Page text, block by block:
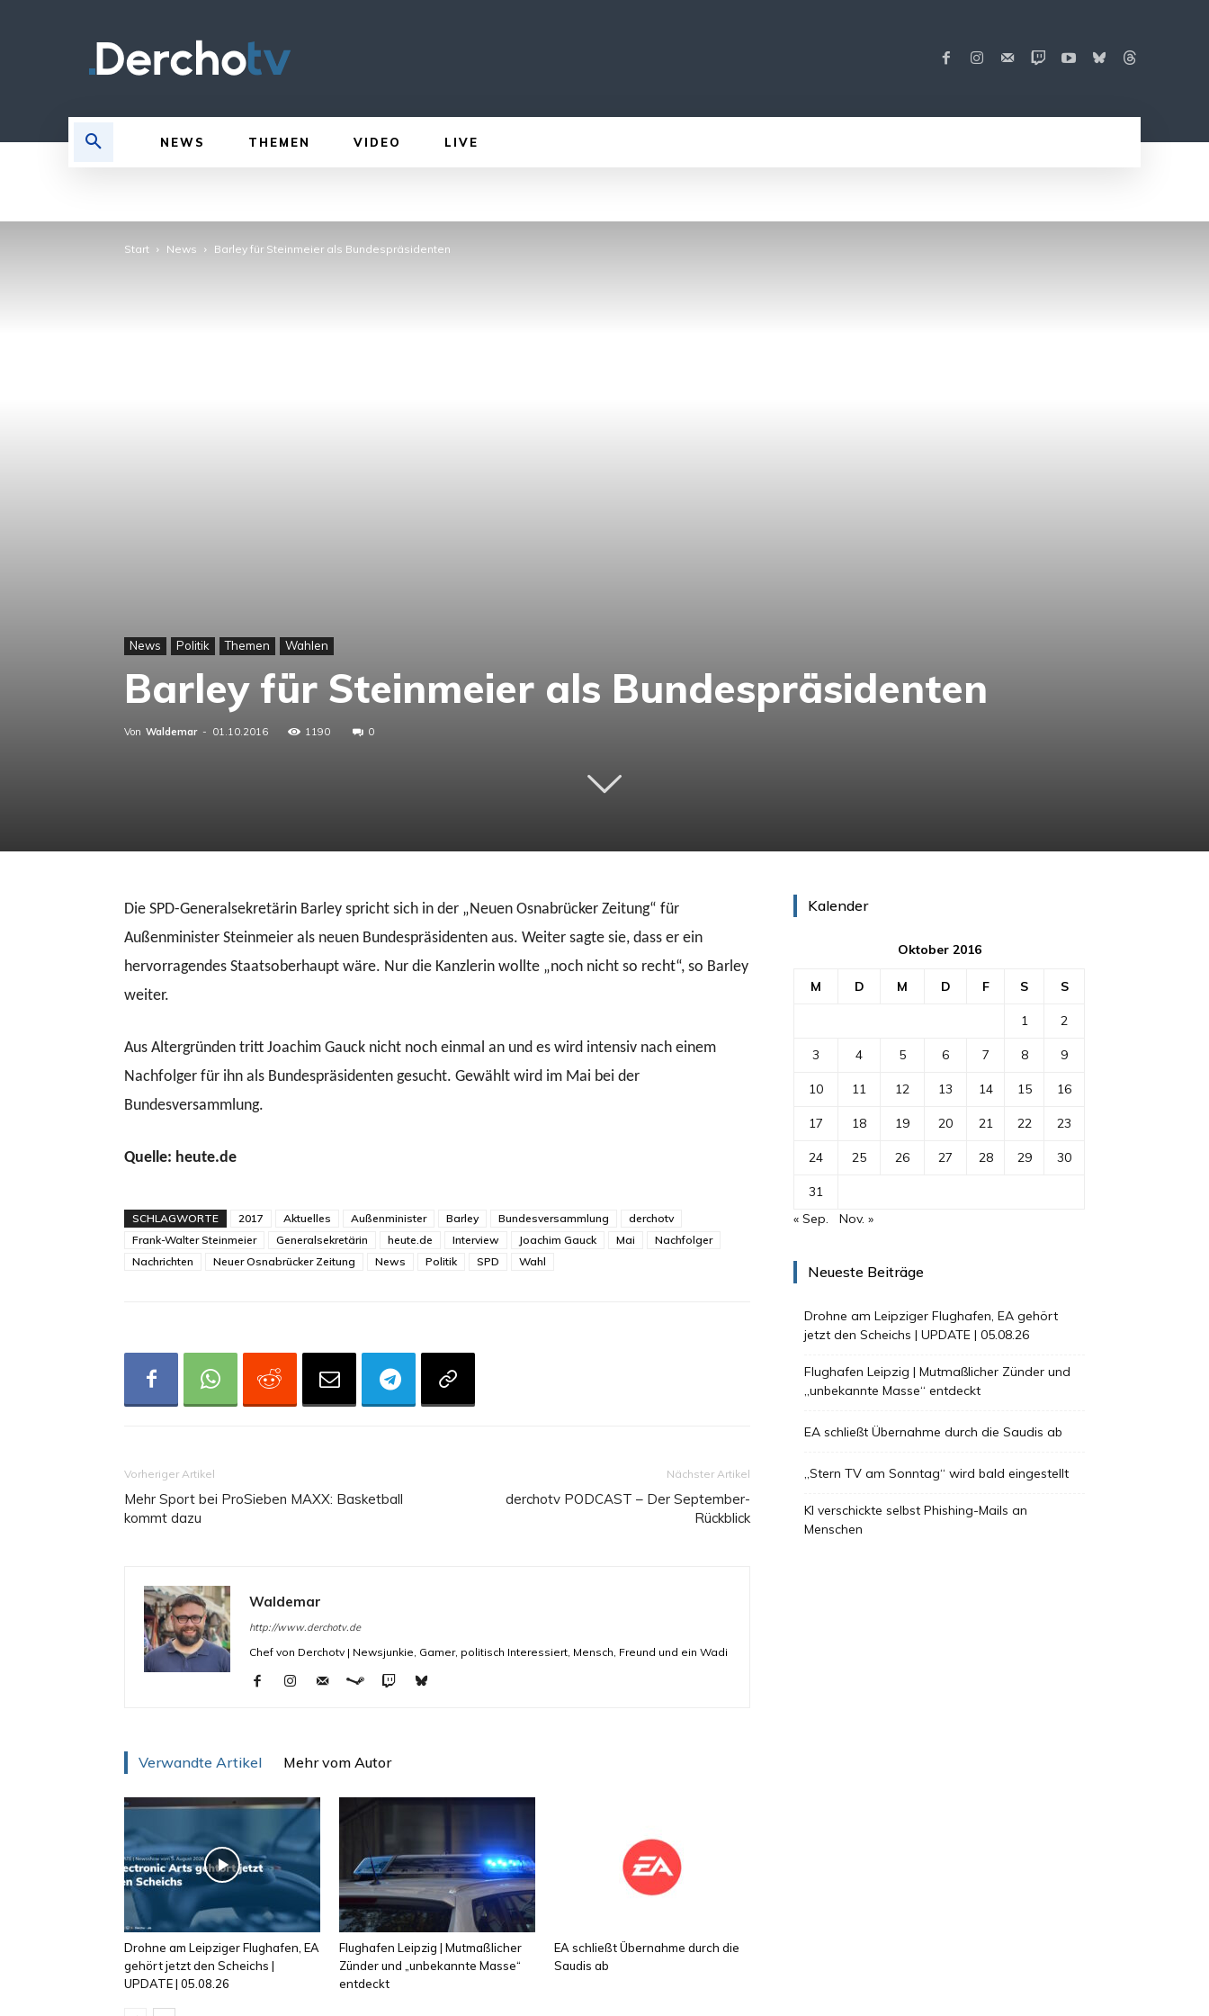
NEWS THEMEN VIDEO LIVE
Start News Barley für Steinmeier als Bundespräsidenten
News Politik Themen Wahlen
Barley für Steinmeier als Bundespräsidenten
Von Waldemar - 01.10.2016 1190 0
Die SPD-Generalsekretärin Barley spricht sich in der „Neuen Osnabrücker Zeitung“ für
Außenminister Steinmeier als neuen Bundespräsidenten aus. Weiter sagte sie, dass er ein
hervorragendes Staatsoberhaupt wäre. Nur die Kanzlerin wollte „noch nicht so recht“, so Barley
weiter.
Aus Altergründen tritt Joachim Gauck nicht noch einmal an und es wird intensiv nach einem
Nachfolger für ihn als Bundespräsidenten gesucht. Gewählt wird im Mai bei der
Bundesversammlung.
Quelle: heute.de
SCHLAGWORTE 2017 Aktuelles Außenminister Barley Bundesversammlung
derchotv
Frank-Walter Steinmeier
Generalsekretärin heute.de Interview Joachim Gauck Mai
Nachfolger
Nachrichten
Neuer Osnabrücker Zeitung News Politik SPD Wahl
Vorheriger Artikel
Mehr Sport bei ProSieben MAXX: Basketball
kommt dazu
Nächster Artikel
derchotv PODCAST – Der September-
Rückblick
Waldemar
http://www.derchotv.de
Chef von Derchotv | Newsjunkie, Gamer, politisch Interessiert, Mensch, Freund und ein Wadi
Verwandte Artikel Mehr vom Autor
Drohne am Leipziger Flughafen, EA
gehört jetzt den Scheichs |
UPDATE | 05.08.26
Flughafen Leipzig | Mutmaßlicher
Zünder und „unbekannte Masse“
entdeckt
EA schließt Übernahme durch die
Saudis ab
Kalender
Oktober 2016
M D M D F S S
1 2
3 4 5 6 7 8 9
10 11 12 13 14 15 16
17 18 19 20 21 22 23
24 25 26 27 28 29 30
31
« Sep.
Nov. »
Neueste Beiträge
Drohne am Leipziger Flughafen, EA gehört
jetzt den Scheichs | UPDATE | 05.08.26
Flughafen Leipzig | Mutmaßlicher Zünder und
„unbekannte Masse“ entdeckt
EA schließt Übernahme durch die Saudis ab
„Stern TV am Sonntag“ wird bald eingestellt
KI verschickte selbst Phishing-Mails an
Menschen